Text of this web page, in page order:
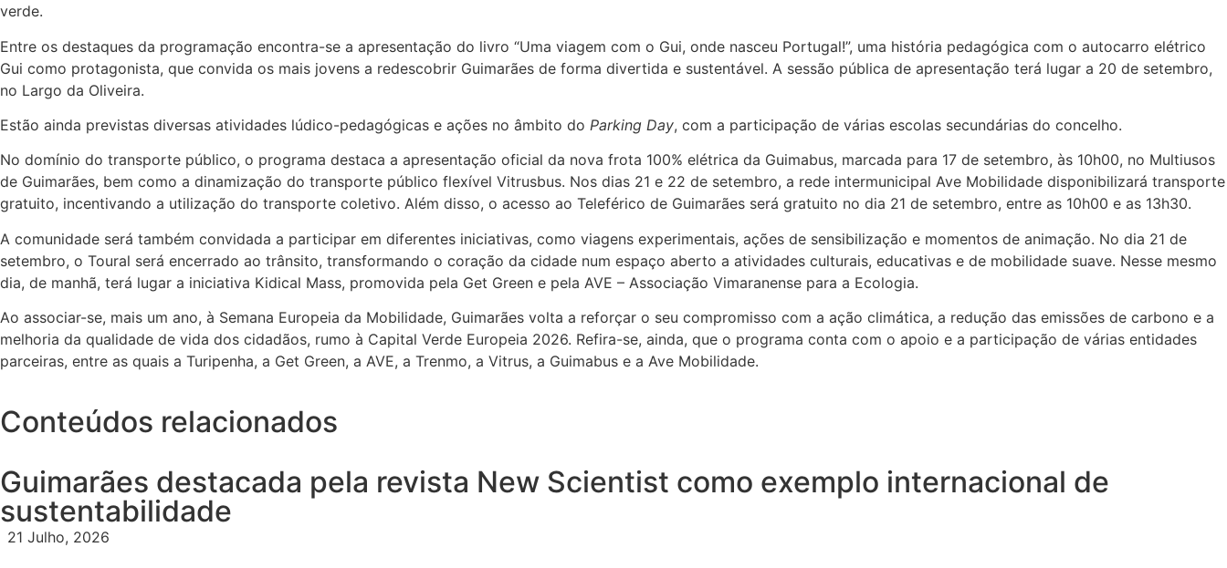
verde.
Entre os destaques da programação encontra-se a apresentação do livro “Uma viagem com o Gui, onde nasceu Portugal!”, uma história pedagógica com o autocarro elétrico
Gui como protagonista, que convida os mais jovens a redescobrir Guimarães de forma divertida e sustentável. A sessão pública de apresentação terá lugar a 20 de setembro,
no Largo da Oliveira.
Estão ainda previstas diversas atividades lúdico-pedagógicas e ações no âmbito do Parking Day, com a participação de várias escolas secundárias do concelho.
No domínio do transporte público, o programa destaca a apresentação oficial da nova frota 100% elétrica da Guimabus, marcada para 17 de setembro, às 10h00, no Multiusos
de Guimarães, bem como a dinamização do transporte público flexível Vitrusbus. Nos dias 21 e 22 de setembro, a rede intermunicipal Ave Mobilidade disponibilizará transporte
gratuito, incentivando a utilização do transporte coletivo. Além disso, o acesso ao Teleférico de Guimarães será gratuito no dia 21 de setembro, entre as 10h00 e as 13h30.
A comunidade será também convidada a participar em diferentes iniciativas, como viagens experimentais, ações de sensibilização e momentos de animação. No dia 21 de
setembro, o Toural será encerrado ao trânsito, transformando o coração da cidade num espaço aberto a atividades culturais, educativas e de mobilidade suave. Nesse mesmo
dia, de manhã, terá lugar a iniciativa Kidical Mass, promovida pela Get Green e pela AVE – Associação Vimaranense para a Ecologia.
Ao associar-se, mais um ano, à Semana Europeia da Mobilidade, Guimarães volta a reforçar o seu compromisso com a ação climática, a redução das emissões de carbono e a
melhoria da qualidade de vida dos cidadãos, rumo à Capital Verde Europeia 2026. Refira-se, ainda, que o programa conta com o apoio e a participação de várias entidades
parceiras, entre as quais a Turipenha, a Get Green, a AVE, a Trenmo, a Vitrus, a Guimabus e a Ave Mobilidade.
Conteúdos relacionados
Guimarães destacada pela revista New Scientist como exemplo internacional de
sustentabilidade
21 Julho, 2026